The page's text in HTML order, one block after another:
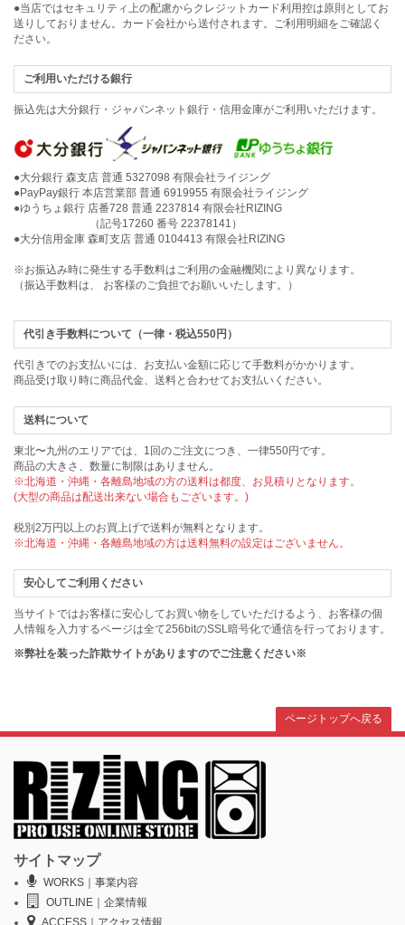
●当店ではセキュリティ上の配慮からクレジットカード利用控は原則としてお
送りしておりません。カード会社から送付されます。ご利用明細をご確認く
ださい。
ご利用いただける銀行
振込先は大分銀行・ジャパンネット銀行・信用金庫がご利用いただけます。
●大分銀行 森支店 普通 5327098 有限会社ライジング
●PayPay銀行 本店営業部 普通 6919955 有限会社ライジング
●ゆうちょ銀行 店番728 普通 2237814 有限会社RIZING
（記号17260 番号 22378141）
●大分信用金庫 森町支店 普通 0104413 有限会社RIZING
※お振込み時に発生する手数料はご利用の金融機関により異なります。
（振込手数料は、 お客様のご負担でお願いいたします。）
代引き手数料について（一律・税込550円）
代引きでのお支払いには、お支払い金額に応じて手数料がかかります。
商品受け取り時に商品代金、送料と合わせてお支払いください。
送料について
東北〜九州のエリアでは、1回のご注文につき、一律550円です。
商品の大きさ、数量に制限はありません。
※北海道・沖縄・各離島地域の方の送料は都度、お見積りとなります。
(大型の商品は配送出来ない場合もございます。)
税別2万円以上のお買上げで送料が無料となります。
※北海道・沖縄・各離島地域の方は送料無料の設定はございません。
安心してご利用ください
当サイトではお客様に安心してお買い物をしていただけるよう、お客様の個
人情報を入力するページは全て256bitのSSL暗号化で通信を行っております。
※弊社を装った詐欺サイトがありますのでご注意ください※
ページトップへ戻る
サイトマップ
WORKS｜事業内容
OUTLINE｜企業情報
ACCESS｜アクセス情報